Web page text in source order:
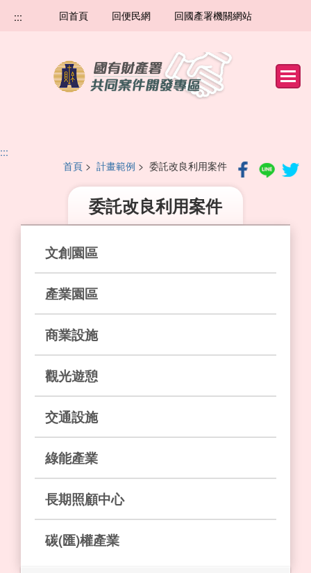
::: 回首頁 回便民網 回國產署機關網站
:::
首頁 > 計畫範例 > 委託改良利用案件
委託改良利用案件
文創園區
產業園區
商業設施
觀光遊憩
交通設施
綠能產業
長期照顧中心
碳(匯)權產業